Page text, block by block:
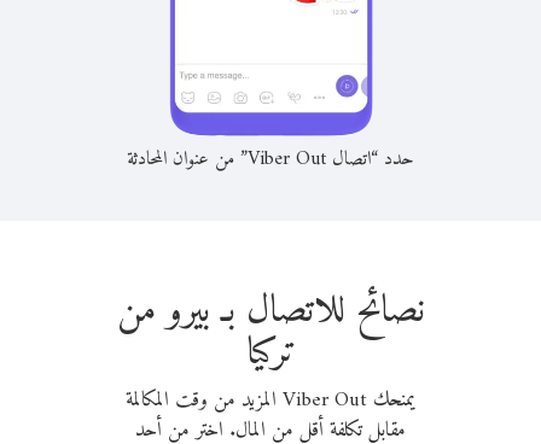
حدد “اتصال Viber Out” من عنوان المحادثة
نصائح للاتصال بـ بيرو من
تركيا
يمنحك Viber Out المزيد من وقت المكالمة
مقابل تكلفة أقل من المال. اختر من أحد